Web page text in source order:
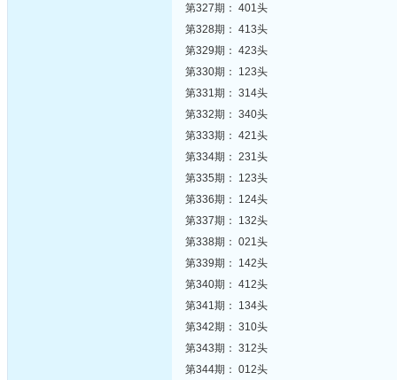
第327期： 401头
第328期： 413头
第329期： 423头
第330期： 123头
第331期： 314头
第332期： 340头
第333期： 421头
第334期： 231头
第335期： 123头
第336期： 124头
第337期： 132头
第338期： 021头
第339期： 142头
第340期： 412头
第341期： 134头
第342期： 310头
第343期： 312头
第344期： 012头